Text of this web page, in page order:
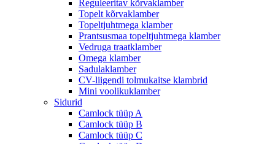
Reguleeritav kõrvaklamber
Topelt kõrvaklamber
Topeltjuhtmega klamber
Prantsusmaa topeltjuhtmega klamber
Vedruga traatklamber
Omega klamber
Sadulaklamber
CV-liigendi tolmukaitse klambrid
Mini voolikuklamber
Sidurid
Camlock tüüp A
Camlock tüüp B
Camlock tüüp C